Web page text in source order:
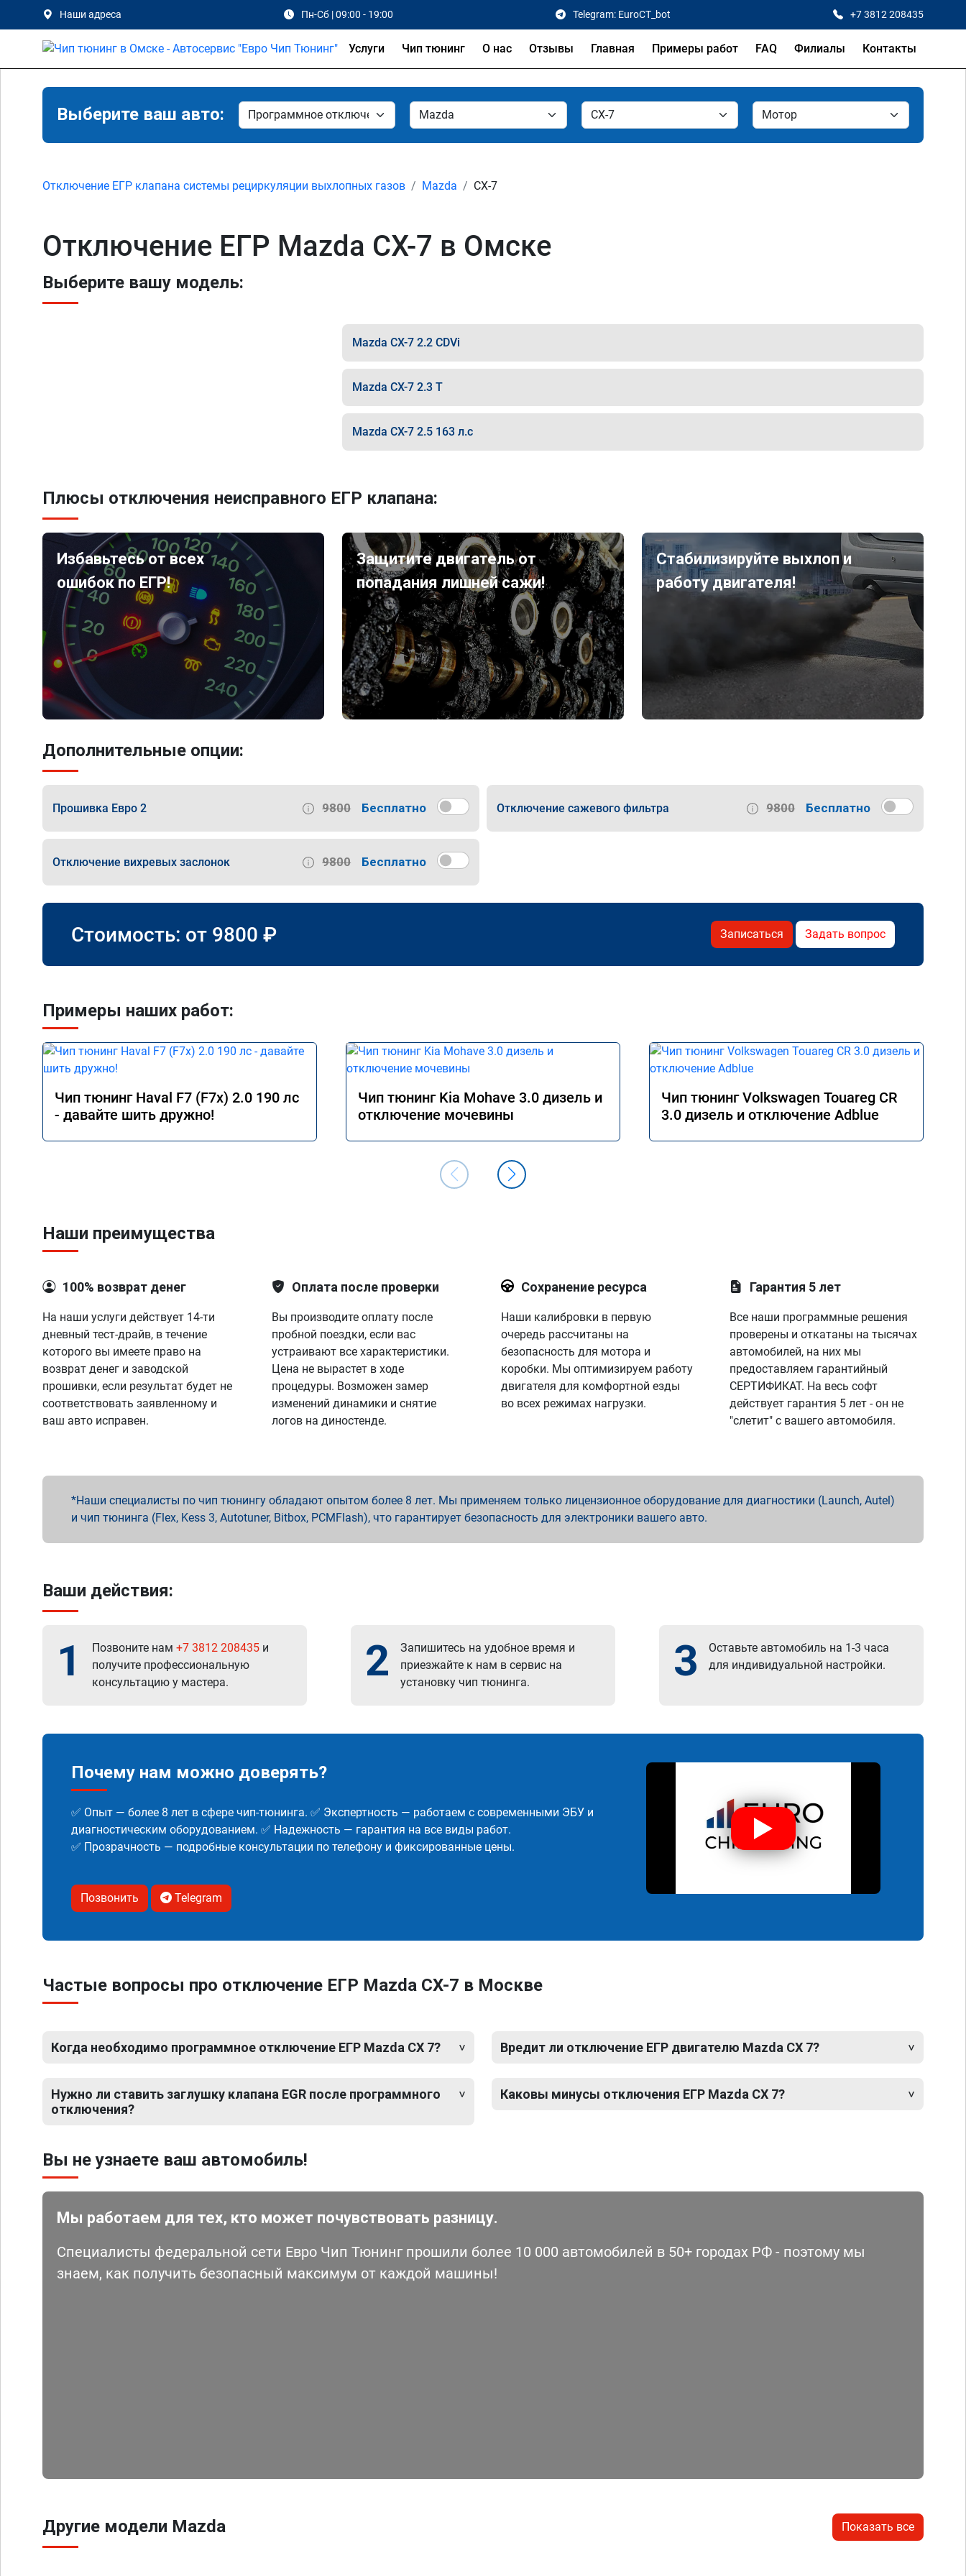
Наши адреса Пн-Сб | 09:00 - 19:00 Telegram: EuroCT_bot +7 3812 208435
Услуги Чип тюнинг О нас Отзывы Главная Примеры работ FAQ Филиалы Контакты
Выберите ваш авто:
Отключение ЕГР клапана системы рециркуляции выхлопных газов Mazda CX-7
Отключение ЕГР Mazda CX-7 в Омске
Выберите вашу модель:
Mazda CX-7 2.2 CDVi
Mazda CX-7 2.3 T
Mazda CX-7 2.5 163 л.с
Плюсы отключения неисправного ЕГР клапана:
Избавьтесь от всех
ошибок по ЕГР!
Защитите двигатель от
попадания лишней сажи!
Стабилизируйте выхлоп и
работу двигателя!
Дополнительные опции:
Прошивка Евро 2 9800 Бесплатно Отключение сажевого фильтра 9800 Бесплатно
Отключение вихревых заслонок 9800 Бесплатно
Стоимость: от 9800 ₽ Записаться Задать вопрос
Примеры наших работ:
Чип тюнинг Haval F7 (F7x) 2.0 190 лс
- давайте шить дружно!
Чип тюнинг Kia Mohave 3.0 дизель и
отключение мочевины
Чип тюнинг Volkswagen Touareg CR
3.0 дизель и отключение Adblue
Наши преимущества
100% возврат денег
На наши услуги действует 14-ти
дневный тест-драйв, в течение
которого вы имеете право на
возврат денег и заводской
прошивки, если результат будет не
соответствовать заявленному и
ваш авто исправен.
Оплата после проверки
Вы производите оплату после
пробной поездки, если вас
устраивают все характеристики.
Цена не вырастет в ходе
процедуры. Возможен замер
изменений динамики и снятие
логов на диностенде.
Сохранение ресурса
Наши калибровки в первую
очередь рассчитаны на
безопасность для мотора и
коробки. Мы оптимизируем работу
двигателя для комфортной езды
во всех режимах нагрузки.
Гарантия 5 лет
Все наши программные решения
проверены и откатаны на тысячах
автомобилей, на них мы
предоставляем гарантийный
СЕРТИФИКАТ. На весь софт
действует гарантия 5 лет - он не
"слетит" с вашего автомобиля.
Наши специалисты по чип тюнингу обладают опытом более 8 лет. Мы применяем только лицензионное оборудование для диагностики (Launch, Autel)
и чип тюнинга (Flex, Kess 3, Autotuner, Bitbox, PCMFlash), что гарантирует безопасность для электроники вашего авто.
Ваши действия:
1 Позвоните нам +7 3812 208435 и
получите профессиональную
консультацию у мастера.
2
Запишитесь на удобное время и
приезжайте к нам в сервис на
установку чип тюнинга.
3
Оставьте автомобиль на 1-3 часа
для индивидуальной настройки.
Почему нам можно доверять?
✅ Опыт — более 8 лет в сфере чип-тюнинга. ✅ Экспертность — работаем с современными ЭБУ и
диагностическим оборудованием. ✅ Надежность — гарантия на все виды работ.
✅ Прозрачность — подробные консультации по телефону и фиксированные цены.
Позвонить Telegram
Частые вопросы про отключение ЕГР Mazda CX-7 в Москве
Когда необходимо программное отключение ЕГР Mazda CX 7?
Нужно ли ставить заглушку клапана EGR после программного
отключения?
Вредит ли отключение ЕГР двигателю Mazda CX 7?
Каковы минусы отключения ЕГР Mazda CX 7?
Вы не узнаете ваш автомобиль!
Мы работаем для тех, кто может почувствовать разницу.
Специалисты федеральной сети Евро Чип Тюнинг прошили более 10 000 автомобилей в 50+ городах РФ - поэтому мы
знаем, как получить безопасный максимум от каждой машины!
Другие модели Mazda Показать все